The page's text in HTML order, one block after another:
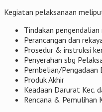
Kegiatan pelaksanaan
Tindakan
Perancangan dan
Prosedur & instruksi
Penyerahan sbg
Pembelian/Pengadaan
Produk Akhir
Keadaan Darurat Kec.
Rencana & Pemulihan